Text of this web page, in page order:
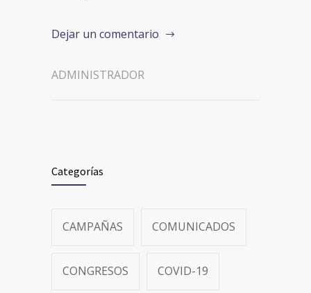
Dejar un comentario
ADMINISTRADOR
Categorías
CAMPAÑAS COMUNICADOS
CONGRESOS COVID-19